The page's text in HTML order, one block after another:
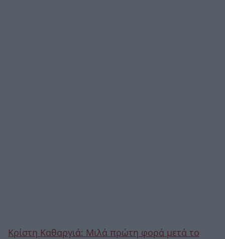
Κρίστη Καθαργιά: Μιλά πρώτη φορά μετά το